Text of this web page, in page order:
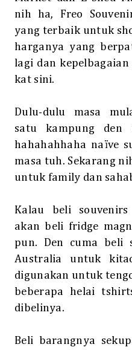
nih ha, Freo
yang terbaik untuk
harganya yang
lagi dan
kat sini.
Dulu-dulu masa
satu kampung den
hahahahhaha naïve
masa tuh. Sekarang
untuk family dan
Kalau beli
akan beli fridge
pun. Den cuma beli
Australia untuk
digunakan untuk
beberapa helai
dibelinya.
Beli barangnya